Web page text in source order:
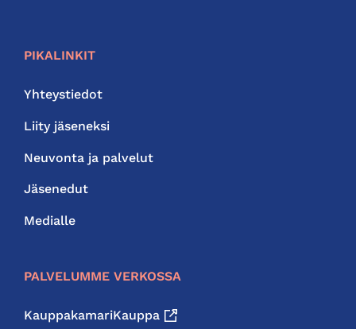
PIKALINKIT
Yhteystiedot
Liity jäseneksi
Neuvonta ja palvelut
Jäsenedut
Medialle
PALVELUMME VERKOSSA
KauppakamariKauppa